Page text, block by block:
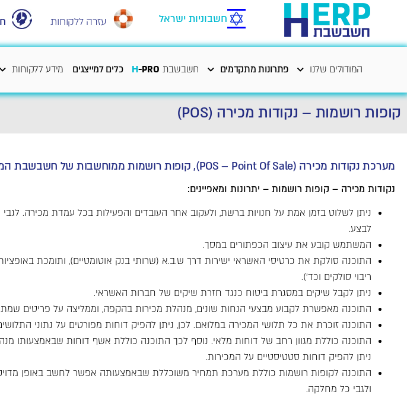
חשבוניות ישראל עזרה ללקוחות
המודולים שלנו פתרונות מתקדמים חשבשבת H-PRO כלים למייצגים מידע ללקוחות
קופות רושמות – נקודות מכירה (POS)
מערכת נקודות מכירה (POS – Point Of Sale), קופות רושמות ממוחשבות של חשבשבת המיועדות לדלפקי המכירות.
נקודות מכירה – קופות רושמות – יתרונות ומאפיינים:
ניתן לשלוט בזמן אמת על חנויות ברשת, ולעקוב אחר העובדים והפעילות בכל עמדת מכירה.
לבצע.
המשתמש קובע את עיצוב הכפתורים במסך.
התוכנה סולקת את כרטיסי האשראי ישירות דרך ש.ב.א (שרותי בנק אוטומטיים), ותומכת
ריבוי סולקים וכד').
ניתן לקבל שיקים במסגרת ביטוח כנגד חזרת שיקים של חברות האשראי.
התוכנה מאפשרת לקבוע מבצעי הנחות שונים, מנהלת מכירות בהקפה, וממליצה על פריטים
התוכנה זוכרת את כל תלושי המכירה במלואם. לכן, ניתן להפיק דוחות מפורטים על נתוני
התוכנה כוללת מגוון רחב של דוחות מלאי. נוסף לכך התוכנה כוללת אשף דוחות שבאמצעותו
ניתן להפיק דוחות סטטיסטיים על המכירות.
התוכנה לקופות רושמות כוללת מערכת תמחיר משוכללת שבאמצעותה אפשר לחשב באופן
ולגבי כל מחלקה.